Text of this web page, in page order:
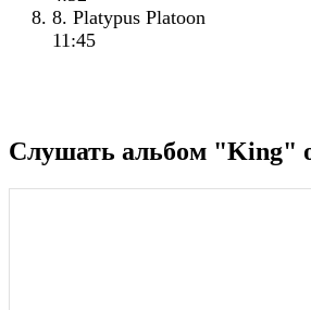
8. Platypus Platoon
11:45
Слушать альбом "King"